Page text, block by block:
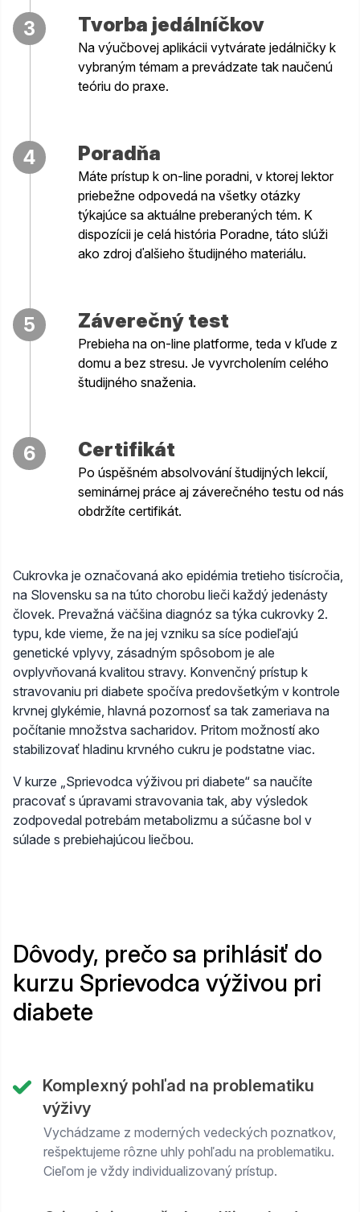
3 Tvorba jedálníčkov
Na výučbovej aplikácii vytvárate jedálničky k
vybraným témam a prevádzate tak naučenú
teóriu do praxe.
4 Poradňa
Máte prístup k on-line poradni, v ktorej lektor
priebežne odpovedá na všetky otázky
týkajúce sa aktuálne preberaných tém. K
dispozícii je celá história Poradne, táto slúži
ako zdroj ďalšieho študijného materiálu.
5 Záverečný test
Prebieha na on-line platforme, teda v kľude z
domu a bez stresu. Je vyvrcholením celého
študijného snaženia.
6 Certifikát
Po úspěšném absolvování študijných lekcií,
seminárnej práce aj záverečného testu od nás
obdržíte certifikát.
Cukrovka je označovaná ako epidémia tretieho tisícročia,
na Slovensku sa na túto chorobu lieči každý jedenásty
človek. Prevažná väčšina diagnóz sa týka cukrovky 2.
typu, kde vieme, že na jej vzniku sa síce podieľajú
genetické vplyvy, zásadným spôsobom je ale
ovplyvňovaná kvalitou stravy. Konvenčný prístup k
stravovaniu pri diabete spočíva predovšetkým v kontrole
krvnej glykémie, hlavná pozornosť sa tak zameriava na
počítanie množstva sacharidov. Pritom možností ako
stabilizovať hladinu krvného cukru je podstatne viac.
V kurze „Sprievodca výživou pri diabete“ sa naučíte
pracovať s úpravami stravovania tak, aby výsledok
zodpovedal potrebám metabolizmu a súčasne bol v
súlade s prebiehajúcou liečbou.
Dôvody, prečo sa prihlásiť do
kurzu Sprievodca výživou pri
diabete
Komplexný pohľad na problematiku
výživy
Vychádzame z moderných vedeckých poznatkov,
rešpektujeme rôzne uhly pohľadu na problematiku.
Cieľom je vždy individualizovaný prístup.